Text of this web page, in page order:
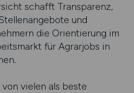
schafft Transparenz,
und
die Orientierung im
für Agrarjobs in
von vielen als beste